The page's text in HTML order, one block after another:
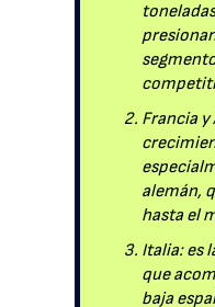
Francia
alemán,
hasta el
Italia: es
que
baja